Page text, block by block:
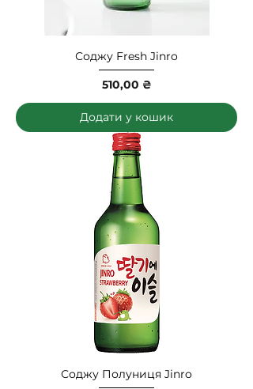
Соджу Fresh Jinro
Ціна
510,00 ₴
Додати у кошик
Соджу Полуниця Jinro